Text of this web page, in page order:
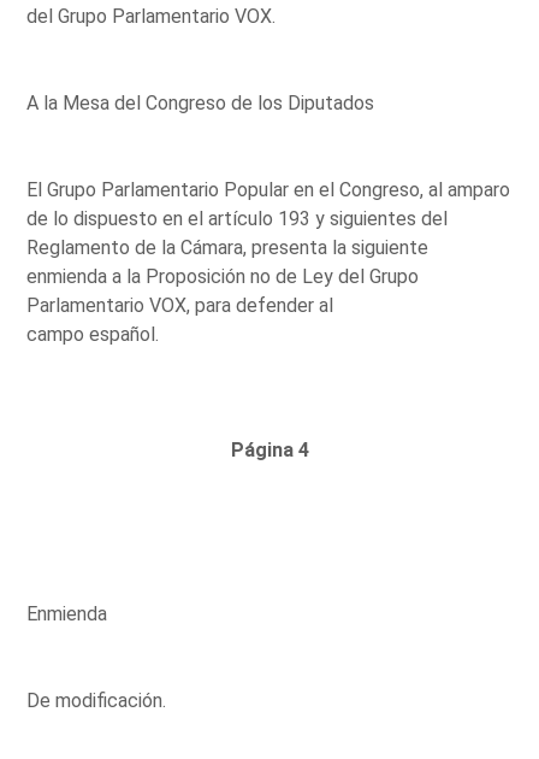
del Grupo Parlamentario VOX.
A la Mesa del Congreso de los Diputados
El Grupo Parlamentario Popular en el Congreso, al amparo
de lo dispuesto en el artículo 193 y siguientes del
Reglamento de la Cámara, presenta la siguiente
enmienda a la Proposición no de Ley del Grupo
Parlamentario VOX, para defender al
campo español.
Página 4
Enmienda
De modificación.